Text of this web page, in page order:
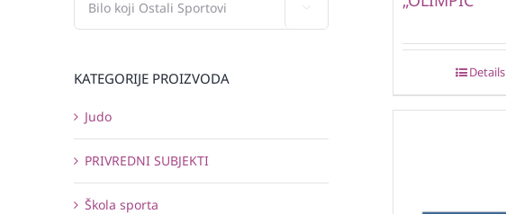
Details
KATEGORIJE PROIZVODA
Judo
PRIVREDNI SUBJEKTI
Škola sporta